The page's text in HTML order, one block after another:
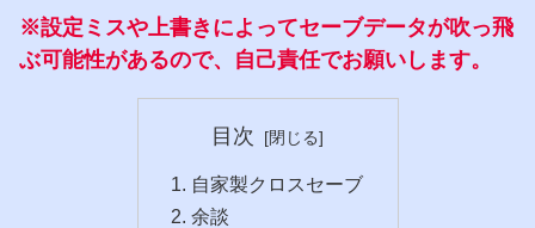
※設定ミスや上書きによってセーブデータが吹っ飛
ぶ可能性があるので、自己責任でお願いします。
目次
自家製クロスセーブ
余談